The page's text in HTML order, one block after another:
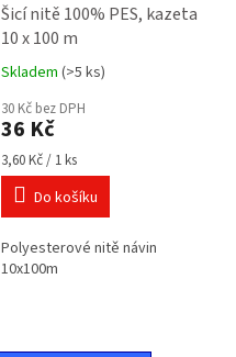
Šicí nitě 100% PES, kazeta
10 x 100 m
Průměrné
hodnocení
produktu
je
5,0
z
hvězdiček.
Skladem (>5 ks)
30 Kč bez DPH
36 Kč
Měrná
cena:
3,60 Kč / 1 ks
Do košíku
Polyesterové nitě návin
10x100m